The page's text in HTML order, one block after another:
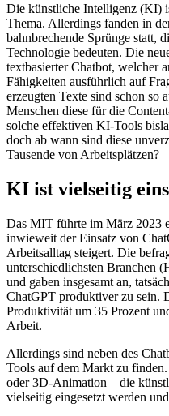
Die künstliche Intelligenz (KI)
Thema. Allerdings fanden in
bahnbrechende Sprünge statt,
Technologie bedeuten. Die
textbasierter Chatbot, welcher
Fähigkeiten ausführlich auf
erzeugten Texte sind schon so
Menschen diese für die
solche effektiven KI-Tools
doch ab wann sind diese
Tausende von Arbeitsplätzen?
KI ist vielseitig
Das MIT führte im März 2023
inwieweit der Einsatz von
Arbeitsalltag steigert. Die
unterschiedlichsten Branchen
und gaben insgesamt an,
ChatGPT produktiver zu sein.
Produktivität um 35 Prozent
Arbeit.
Allerdings sind neben des
Tools auf dem Markt zu
oder 3D-Animation – die
vielseitig eingesetzt werden